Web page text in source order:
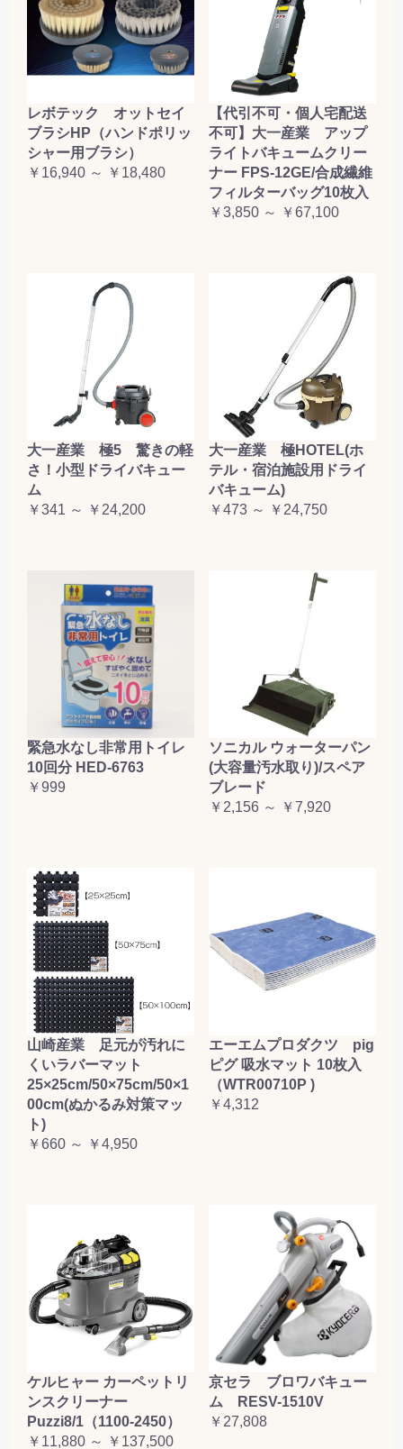
レボテック オットセイ
ブラシHP（ハンドポリッ
シャー用ブラシ）
￥16,940 ～ ￥18,480
【代引不可・個人宅配送
不可】大一産業 アップ
ライトバキュームクリー
ナー FPS-12GE/合成繊維
フィルターバッグ10枚入
￥3,850 ～ ￥67,100
大一産業 極5 驚きの軽
さ！小型ドライバキュー
ム
￥341 ～ ￥24,200
大一産業 極HOTEL(ホ
テル・宿泊施設用ドライ
バキューム)
￥473 ～ ￥24,750
緊急水なし非常用トイレ
10回分 HED-6763
￥999
ソニカル ウォーターパン
(大容量汚水取り)/スペア
ブレード
￥2,156 ～ ￥7,920
山崎産業 足元が汚れに
くいラバーマット
25×25cm/50×75cm/50×1
00cm(ぬかるみ対策マッ
ト)
￥660 ～ ￥4,950
エーエムプロダクツ pig
ピグ 吸水マット 10枚入
（WTR00710P )
￥4,312
ケルヒャー カーペットリ
ンスクリーナー
Puzzi8/1（1100-2450）
￥11,880 ～ ￥137,500
京セラ ブロワバキュー
ム RESV-1510V
￥27,808